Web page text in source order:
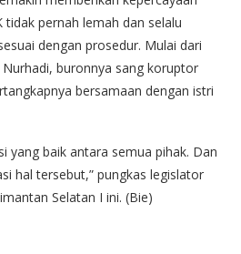
tidak pernah lemah dan selalu
dengan prosedur. Mulai dari
buronnya sang koruptor
bersamaan dengan istri
yang baik antara semua pihak. Dan
hal tersebut,” pungkas legislator
Selatan I ini. (Bie)